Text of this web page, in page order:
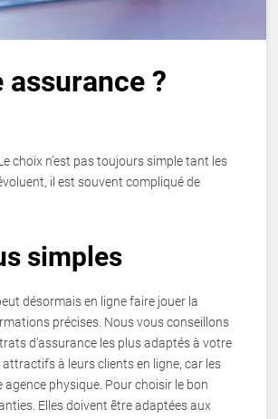
?
choix n’est pas toujours simple tant les
il est souvent compliqué de
simples
désormais en ligne faire jouer la
précises. Nous vous conseillons
d’assurance les plus adaptés à votre
à leurs clients en ligne, car les
physique. Pour choisir le bon
Elles doivent être adaptées aux